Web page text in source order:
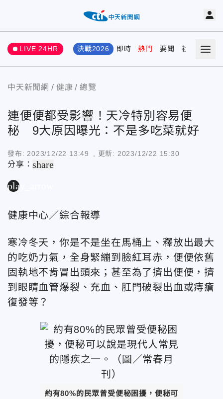
LIVE 24HR 決戰2026 即時 熱門 要聞 社會 娛樂
中天新聞網 健康 總覽
連便便都受影響！天冷特別容易便
秘 9大原因曝光：不是多吃菜就好
發布: 2023/12/22 13:49 , 更新: 2023/12/22 15:30
分享：share
play_arrow
健康中心／綜合報導
寒冷冬天，你是不是坐在馬桶上、釋放出最大
的吃奶力氣，全身緊繃到臉紅耳赤，便便依舊
固執地不肯冒出頭來；甚至為了擠出便便，擠
到眼睛血管爆裂、充血、肛門破裂出血或痔瘡
復發等？
約有80%的民眾曾受便秘困擾，便秘可